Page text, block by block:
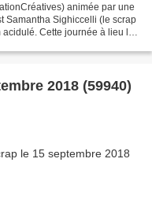
animée par une
Samantha Sighiccelli (le scrap
Cette journée à lieu le
2018 (59940)